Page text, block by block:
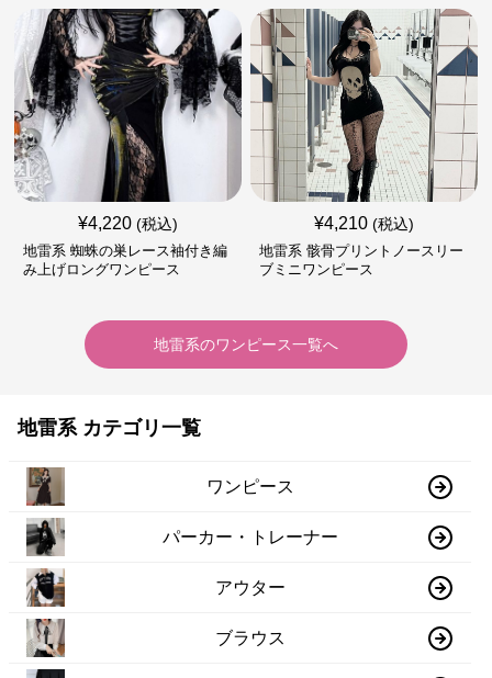
¥4,220 (税込)
地雷系 蜘蛛の巣レース袖付き編
み上げロングワンピース
¥4,210 (税込)
地雷系 骸骨プリントノースリー
ブミニワンピース
地雷系のワンピース一覧へ
地雷系 カテゴリ一覧
ワンピース
パーカー・トレーナー
アウター
ブラウス